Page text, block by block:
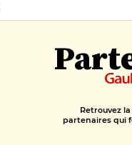
Retrouvez
partenaires qui